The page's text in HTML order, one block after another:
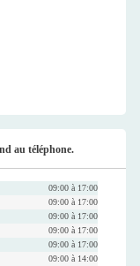
au téléphone.
09:00 à 17:00
09:00 à 17:00
09:00 à 17:00
09:00 à 17:00
09:00 à 17:00
09:00 à 14:00